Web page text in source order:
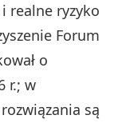
realne ryzyko
Forum
o
r.; w
są